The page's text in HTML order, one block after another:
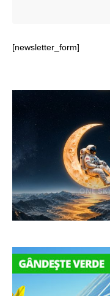
[newsletter_form]